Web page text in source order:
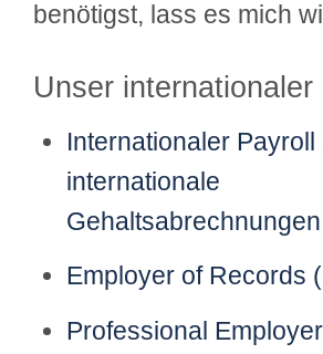
benötigst, lass es mich
Unser internationaler
Internationaler Payroll
internationale
Gehaltsabrechnungen
Employer of Records
Professional